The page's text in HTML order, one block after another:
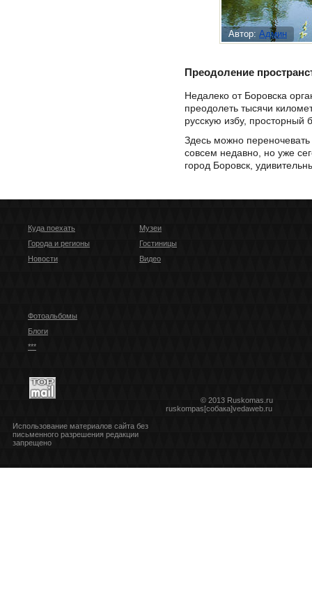
Автор: Админ
Преодоление
Недалеко от Боровска
преодолеть тысячи
русскую избу, просторный
Здесь можно
совсем недавно, но уже
город Боровск,
Куда поехать
Города и регионы
Новости
Музеи
Гостиницы
Видео
Фотоальбомы
Блоги
***
© 2013 Ruskomas.ru
ruskompas[собака]vedaweb.ru
Использование материалов сайта без
письменного разрешения редакции
запрещено